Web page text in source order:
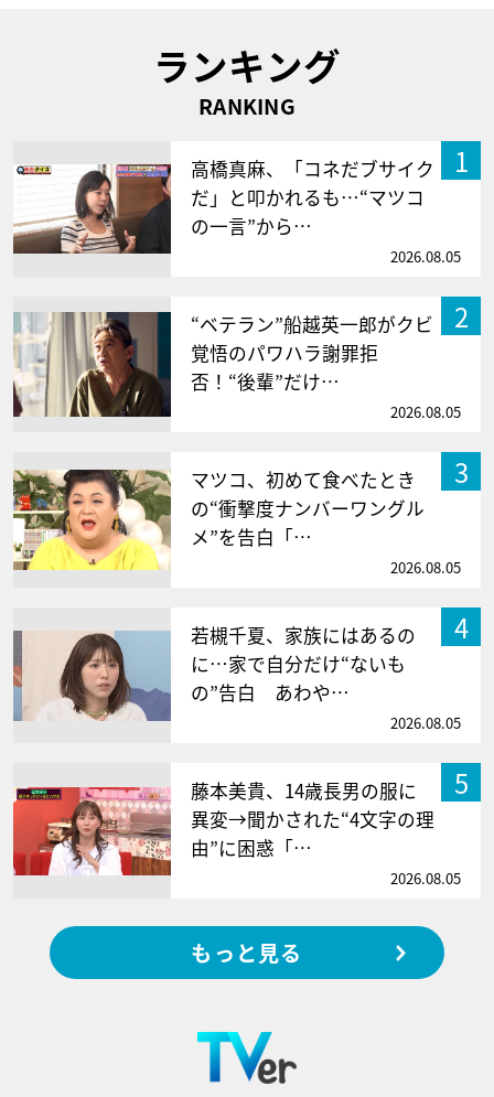
ランキング
RANKING
1
高橋真麻、「コネだブサイク
だ」と叩かれるも…“マツコ
の一言”から…
2026.08.05
2
“ベテラン”船越英一郎がクビ
覚悟のパワハラ謝罪拒
否！“後輩”だけ…
2026.08.05
3
マツコ、初めて食べたとき
の“衝撃度ナンバーワングル
メ”を告白「…
2026.08.05
4
若槻千夏、家族にはあるの
に…家で自分だけ“ないも
の”告白 あわや…
2026.08.05
5
藤本美貴、14歳長男の服に
異変→聞かされた“4文字の理
由”に困惑「…
2026.08.05
もっと見る